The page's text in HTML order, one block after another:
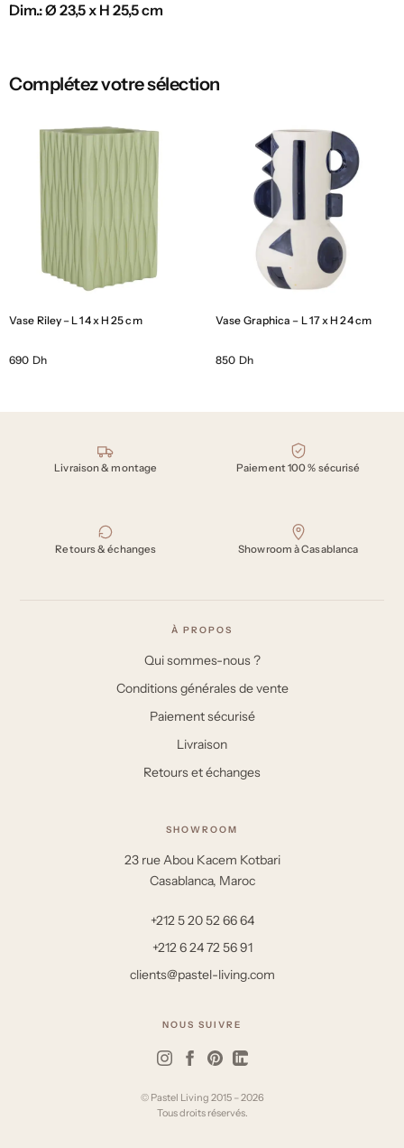
Dim.: Ø 23,5 x H 25,5 cm
Complétez votre sélection
Vase Riley – L 14 x H 25 cm
690 Dh
Vase Graphica – L 17 x H 24 cm
850 Dh
Nos engagements
Livraison & montage Paiement 100 % sécurisé
Retours & échanges Showroom à Casablanca
À PROPOS
Qui sommes-nous ?
Conditions générales de vente
Paiement sécurisé
Livraison
Retours et échanges
SHOWROOM
23 rue Abou Kacem Kotbari
Casablanca, Maroc
+212 5 20 52 66 64
+212 6 24 72 56 91
clients@pastel-living.com
NOUS SUIVRE
© Pastel Living 2015 – 2026
Tous droits réservés.